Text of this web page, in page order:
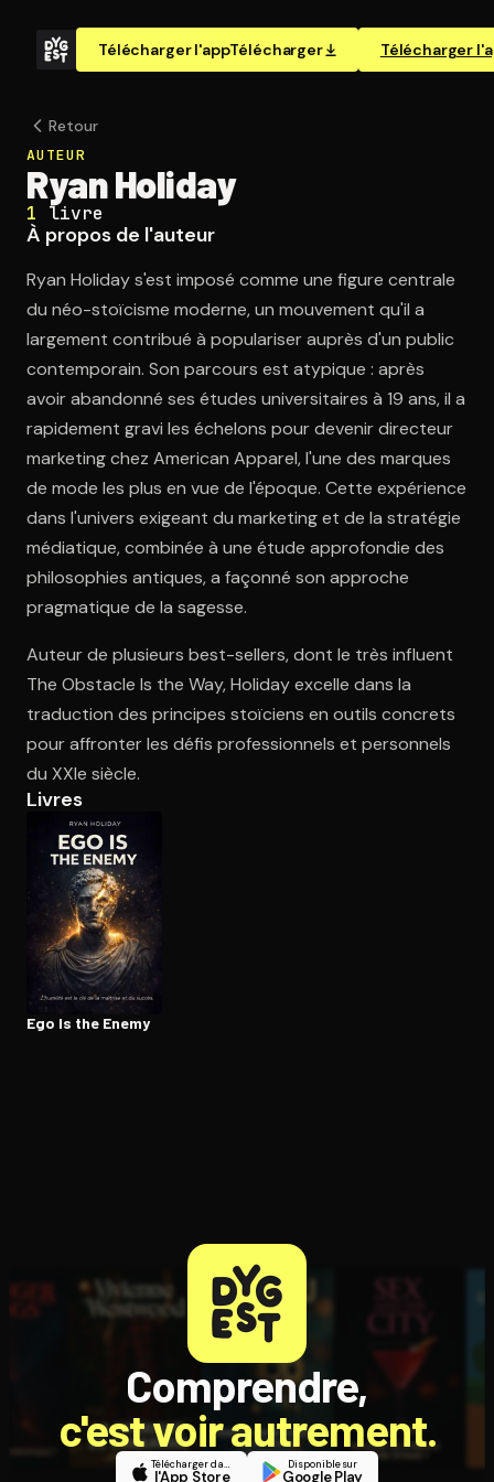
Télécharger l'appTélécharger Télécharger
Retour
AUTEUR
Ryan Holiday
1 livre
À propos de l'auteur
Ryan Holiday s'est imposé comme une figure centrale
du néo-stoïcisme moderne, un mouvement qu'il a
largement contribué à populariser auprès d'un public
contemporain. Son parcours est atypique : après
avoir abandonné ses études universitaires à 19 ans, il a
rapidement gravi les échelons pour devenir directeur
marketing chez American Apparel, l'une des marques
de mode les plus en vue de l'époque. Cette expérience
dans l'univers exigeant du marketing et de la stratégie
médiatique, combinée à une étude approfondie des
philosophies antiques, a façonné son approche
pragmatique de la sagesse.
Auteur de plusieurs best-sellers, dont le très influent
The Obstacle Is the Way, Holiday excelle dans la
traduction des principes stoïciens en outils concrets
pour affronter les défis professionnels et personnels
du XXIe siècle.
Livres
Ego Is the Enemy
Comprendre,
c'est voir autrement.
Télécharger dans
l'App Store
Disponible sur
Google Play